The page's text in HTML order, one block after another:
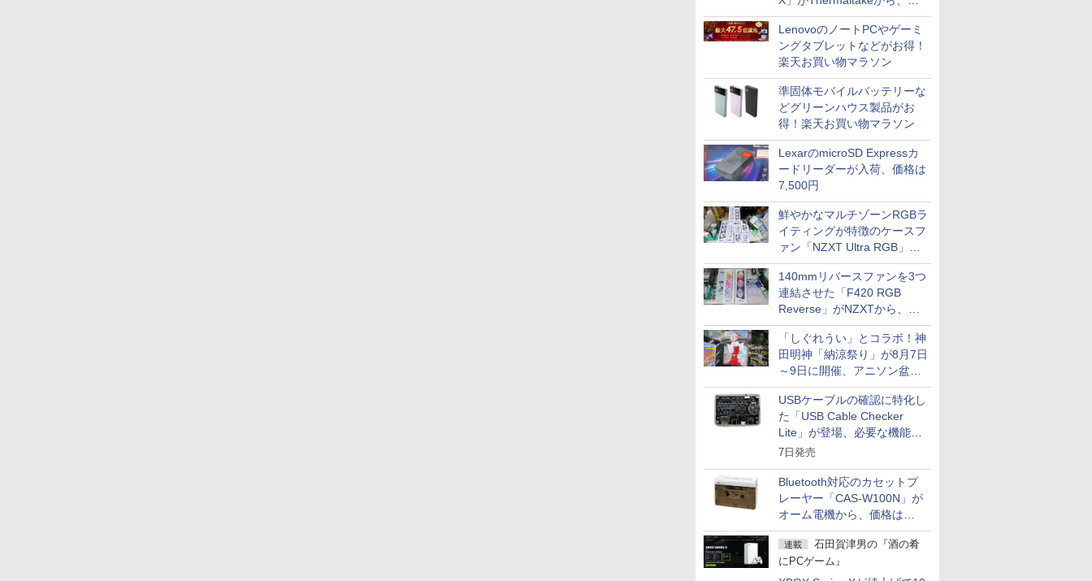
ラーは2色
LenovoのノートPCやゲーミ
ングタブレットなどがお得！
楽天お買い物マラソン
準固体モバイルバッテリーな
どグリーンハウス製品がお
得！楽天お買い物マラソン
LexarのmicroSD Expressカ
ードリーダーが入荷、価格は
7,500円
鮮やかなマルチゾーンRGBラ
イティングが特徴のケースフ
ァン「NZXT Ultra RGB」が
発売、計8製品
140mmリバースファンを3つ
連結させた「F420 RGB
Reverse」がNZXTから、単
一フレーム採用
「しぐれうい」とコラボ！神
田明神「納涼祭り」が8月7日
～9日に開催、アニソン盆踊
りや屋台グルメなどもあり
USBケーブルの確認に特化し
た「USB Cable Checker
Lite」が登場、必要な機能を
凝縮しコンパクトに
7日発売
Bluetooth対応のカセットプ
レーヤー「CAS-W100N」が
オーム電機から、価格は
5,940円
連載
石田賀津男の『酒の肴
にPCゲーム』